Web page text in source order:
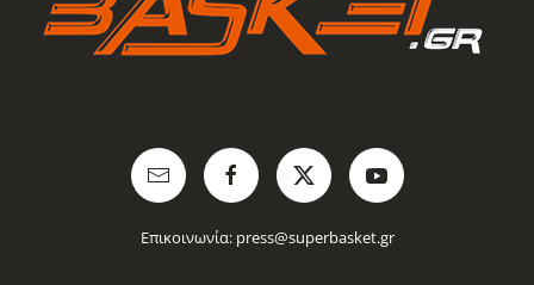
Επικοινωνία: press@superbasket.gr